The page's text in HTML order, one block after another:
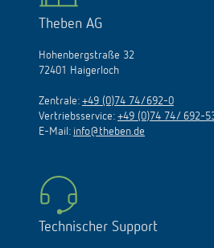
Theben AG
Hohenbergstraße 32
72401 Haigerloch
Zentrale: +49 (0)74 74/692-0
Vertriebsservice: +49 (0)74 74/ 692-
E-Mail: info@theben.de
Technischer Support